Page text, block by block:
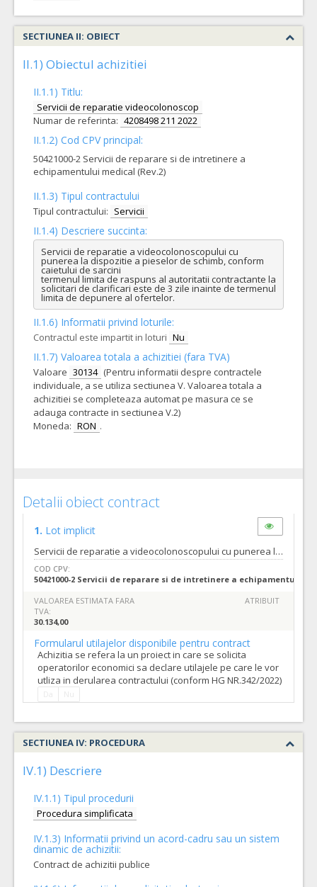
SECTIUNEA II: OBIECT
II.1) Obiectul achizitiei
II.1.1) Titlu:
Servicii de reparatie videocolonoscop
Numar de referinta: 4208498 211 2022
II.1.2) Cod CPV principal:
50421000-2 Servicii de reparare si de intretinere a
echipamentului medical (Rev.2)
II.1.3) Tipul contractului
Tipul contractului: Servicii
II.1.4) Descriere succinta:
Servicii de reparatie a videocolonoscopului cu
punerea la dispozitie a pieselor de schimb, conform
caietului de sarcini
termenul limita de raspuns al autoritatii contractante la
solicitari de clarificari este de 3 zile inainte de termenul
limita de depunere al ofertelor.
II.1.6) Informatii privind loturile:
Contractul este impartit in loturi Nu
II.1.7) Valoarea totala a achizitiei (fara TVA)
Valoare 30134 (Pentru informatii despre contractele
individuale, a se utiliza sectiunea V. Valoarea totala a
achizitiei se completeaza automat pe masura ce se
adauga contracte in sectiunea V.2)
Moneda: RON .
Detalii obiect contract
1. Lot implicit
Servicii de reparatie a videocolonoscopului cu punerea la dispozitie a pieselor de schimb, conform caietului de sarcini
COD CPV:
50421000-2 Servicii de reparare si de intretinere a echipamentului
VALOAREA ESTIMATA FARA
TVA:
30.134,00
ATRIBUIT
Formularul utilajelor disponibile pentru contract
Achizitia se refera la un proiect in care se solicita
operatorilor economici sa declare utilajele pe care le vor
utliza in derularea contractului (conform HG NR.342/2022)
SECTIUNEA IV: PROCEDURA
IV.1) Descriere
IV.1.1) Tipul procedurii
Procedura simplificata
IV.1.3) Informatii privind un acord-cadru sau un sistem
dinamic de achizitii:
Contract de achizitii publice